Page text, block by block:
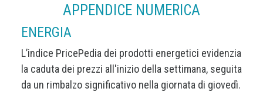
APPENDICE NUMERICA
ENERGIA
L’indice PricePedia dei prodotti energetici evidenzia
la caduta dei prezzi all'inizio della settimana, seguita
da un rimbalzo significativo nella giornata di giovedì.